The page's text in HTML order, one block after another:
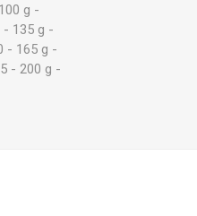
g -
- 135 g -
- 165 g -
- 200 g -